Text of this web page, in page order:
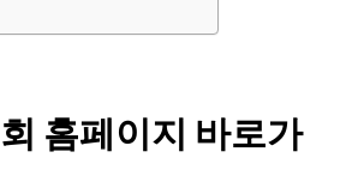
홈페이지 바로가